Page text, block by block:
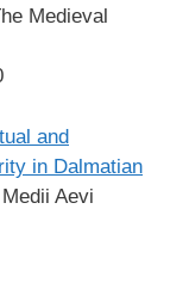
Medieval
and
in Dalmatian
Aevi